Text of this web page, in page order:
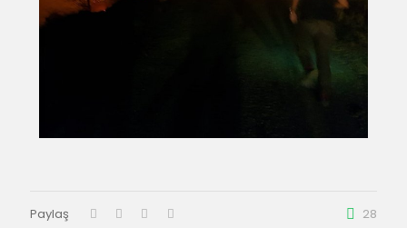
Paylaş 28